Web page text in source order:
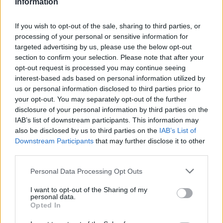
Information
If you wish to opt-out of the sale, sharing to third parties, or
processing of your personal or sensitive information for
targeted advertising by us, please use the below opt-out
section to confirm your selection. Please note that after your
opt-out request is processed you may continue seeing
interest-based ads based on personal information utilized by
us or personal information disclosed to third parties prior to
your opt-out. You may separately opt-out of the further
disclosure of your personal information by third parties on the
IAB’s list of downstream participants. This information may
also be disclosed by us to third parties on the IAB’s List of
Downstream Participants that may further disclose it to other
Please note that this website/app uses one or more Google
not limited to your visit or usage behaviour. You may click to
grant or deny consent to Google and its third-party tags to
use your data for below specified purposes in below Google
consent section.
Personal Data Processing Opt Outs
I want to opt-out of the Sharing of my
personal data.
Opted In
hagyományokra épülő
értékrendjével, és „ezért nem
juthat befolyáshoz
Németországban”
Christoph de Vries, a CDU/CSU Bundestag-
frakció vallási közösségek ügyeivel
foglalkozó vezető szakpolitikusa valamivel
árnyalta Mitsch véleményét:
„Nem kell feltétlenül
kereszténynek lennie annak, aki
a CDU/CSU jelöltjeként a
kancellári tisztségre pályázik, de